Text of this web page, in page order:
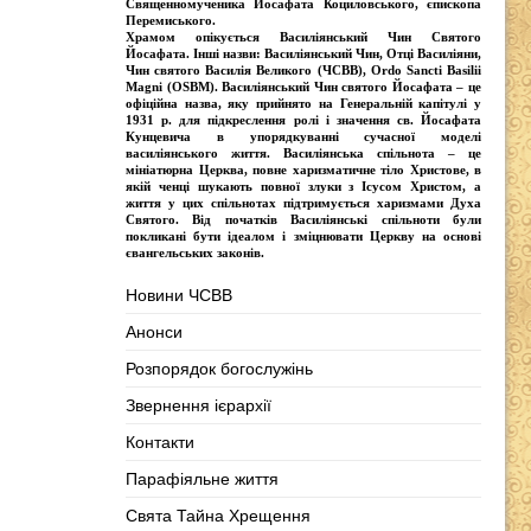
Священномученика Йосафата Коциловського, єпископа
Перемиського.
Храмом опікується Василіянський Чин Святого
Йосафата. Інші назви: Василіянський Чин, Отці Василіяни,
Чин святого Василія Великого (ЧСВВ), Ordо Sancti Basilii
Magni (OSBM). Василіянський Чин святого Йосафата – це
офіційна назва, яку прийнято на Генеральній капітулі у
1931 р. для підкреслення ролі і значення св. Йосафата
Кунцевича в упорядкуванні сучасної моделі
василіянського життя. Василіянська спільнота – це
мініатюрна Церква, повне харизматичне тіло Христове, в
якій ченці шукають повної злуки з Iсусом Христом, а
життя у цих спільнотах підтримується харизмами Духа
Святого. Від початків Василіянські спільноти були
покликані бути ідеалом і зміцнювати Церкву на основі
євангельських законів.
Новини ЧСВВ
Анонси
Розпорядок богослужінь
Звернення ієрархії
Контакти
Парафіяльне життя
Свята Тайна Хрещення